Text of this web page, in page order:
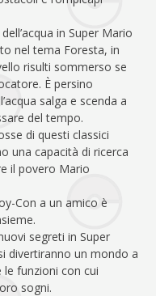
in Super Mario
nel tema Foresta, in
risulti sommerso se
È persino
salga e scenda a
del tempo.
di questi classici
una capacità di ricerca
il povero Mario
Con a un amico è
segreti in Super
divertiranno un mondo a
funzioni con cui
sogni.